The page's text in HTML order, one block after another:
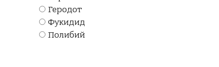
Геродот
Фукидид
Полибий